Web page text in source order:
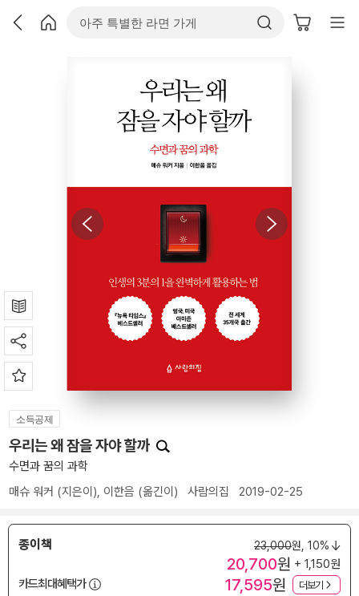
소득공제
우리는 왜 잠을 자야 할까
수면과 꿈의 과학
매슈 워커 (지은이), 이한음 (옮긴이) 사람의집 2019-02-25
종이책 23,000원, 10%
20,700원 + 1,150원
카드최대혜택가
17,595원 더보기